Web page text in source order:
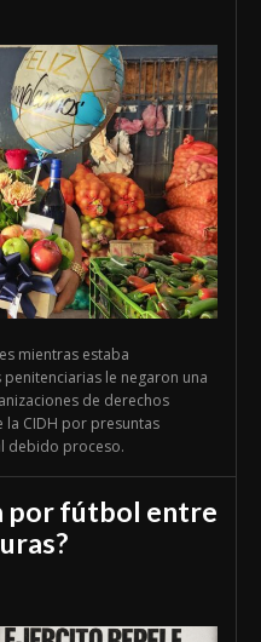
mientras estaba
le negaron una
de derechos
la CIDH por presuntas
debido proceso.
por fútbol entre